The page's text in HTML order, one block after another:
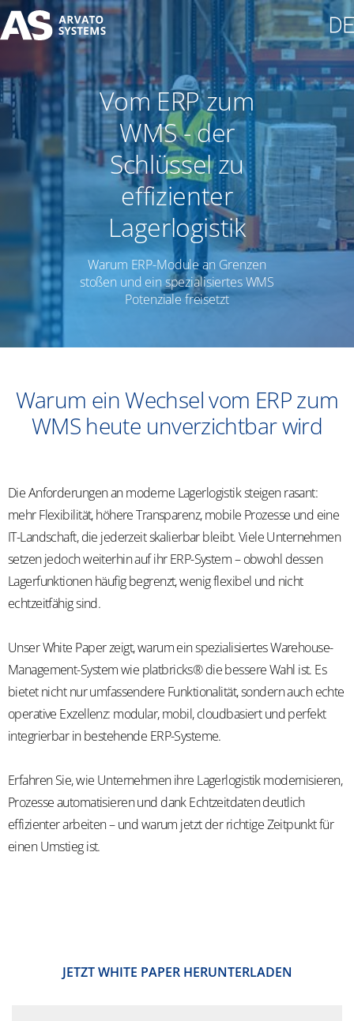
Vom ERP zum
WMS - der
Schlüssel zu
effizienter
Lagerlogistik
Warum ERP-Module an Grenzen
stoßen und ein spezialisiertes WMS
Potenziale freisetzt
Warum ein Wechsel vom ERP zum
WMS heute unverzichtbar wird
Die Anforderungen an moderne Lagerlogistik steigen rasant:
mehr Flexibilität, höhere Transparenz, mobile Prozesse und eine
IT-Landschaft, die jederzeit skalierbar bleibt. Viele Unternehmen
setzen jedoch weiterhin auf ihr ERP-System – obwohl dessen
Lagerfunktionen häufig begrenzt, wenig flexibel und nicht
echtzeitfähig sind.
Unser White Paper zeigt, warum ein spezialisiertes Warehouse-
Management-System wie platbricks® die bessere Wahl ist. Es
bietet nicht nur umfassendere Funktionalität, sondern auch echte
operative Exzellenz: modular, mobil, cloudbasiert und perfekt
integrierbar in bestehende ERP-Systeme.
Erfahren Sie, wie Unternehmen ihre Lagerlogistik modernisieren,
Prozesse automatisieren und dank Echtzeitdaten deutlich
effizienter arbeiten – und warum jetzt der richtige Zeitpunkt für
einen Umstieg ist.
​​JETZT WHITE PAPER HERUNTERLADEN​